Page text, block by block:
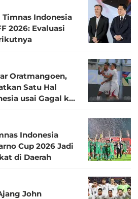
Timnas Indonesia
2026: Evaluasi
Oratmangoen,
Satu Hal
usai Gagal ke
Indonesia
Cup 2026 Jadi
di Daerah
John